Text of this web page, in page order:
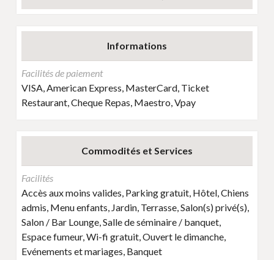
Informations
Facilités de paiement
VISA, American Express, MasterCard, Ticket
Restaurant, Cheque Repas, Maestro, Vpay
Commodités et Services
Facilités
Accès aux moins valides, Parking gratuit, Hôtel, Chiens
admis, Menu enfants, Jardin, Terrasse, Salon(s) privé(s),
Salon / Bar Lounge, Salle de séminaire / banquet,
Espace fumeur, Wi-fi gratuit, Ouvert le dimanche,
Evénements et mariages, Banquet